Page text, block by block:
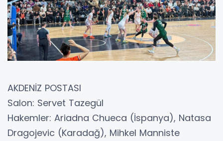
AKDENİZ POSTASI
Salon: Servet Tazegül
Hakemler: Ariadna Chueca (İspanya), Natasa
Dragojevic (Karadağ), Mihkel Manniste